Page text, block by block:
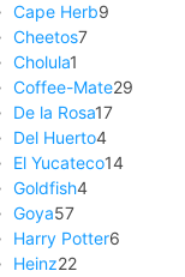
Cape Herb9
Cheetos7
Cholula1
Coffee-Mate29
De la Rosa17
Del Huerto4
El Yucateco14
Goldfish4
Goya57
Harry Potter6
Heinz22